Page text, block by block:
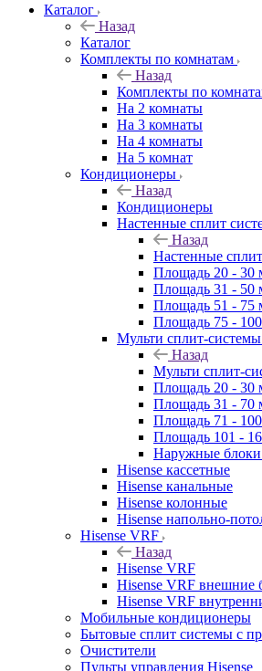
Каталог
Назад
Каталог
Комплекты по комнатам
Назад
Комплекты по
На 2 комнаты
На 3 комнаты
На 4 комнаты
На 5 комнат
Кондиционеры
Назад
Кондиционеры
Настенные сплит
Назад
Настенные
Площадь 20 - 30
Площадь 31 - 50
Площадь 51 - 75
Площадь 75 -
Мульти сплит-системы
Назад
Мульти сплит-
Площадь 20 - 30
Площадь 31 - 70
Площадь 71 -
Площадь 101 -
Наружные блоки
Hisense кассетные
Hisense канальные
Hisense колонные
Hisense напольно-
Hisense VRF
Назад
Hisense VRF
Hisense VRF внешние
Hisense VRF
Мобильные кондиционеры
Бытовые сплит системы с
Очистители
Пульты управления Hisense